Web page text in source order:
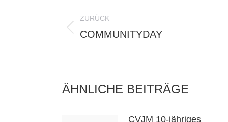
ZURÜCK
Vorheriger
COMMUNITYDAY
ÄHNLICHE BEITRÄGE
CVJM 10-jähriges